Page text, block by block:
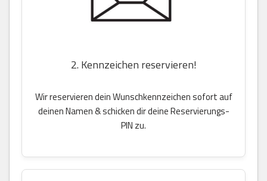
2. Kennzeichen reservieren!
Wir reservieren dein Wunschkennzeichen sofort auf
deinen Namen & schicken dir deine Reservierungs-
PIN zu.